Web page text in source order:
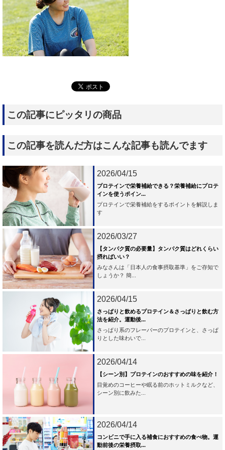
この記事にピッタリの商品
この記事を読んだ方はこんな記事も読んでます
2026/04/15
プロテインで栄養補給できる？栄養補給にプロテ
インを使うポイン...
プロテインで栄養補給をするポイントを解説しま
す
2026/03/27
【タンパク質の必要量】タンパク質はどれくらい
摂ればいい？
みなさんは「日本人の食事摂取基準」をご存知で
しょうか？ 簡...
2026/04/15
さっぱりと飲めるプロテイン＆さっぱりと飲む方
法を紹介。運動後...
さっぱり系のフレーバーのプロテインと、さっぱ
りとした味わいで...
2026/04/14
【シーン別】プロテインのおすすめの味を紹介！
目覚めのコーヒーや眠る前のホットミルクなど、
シーン別に飲みた...
2026/04/14
コンビニで手に入る補食におすすめの食べ物。運
動前後の栄養摂取...